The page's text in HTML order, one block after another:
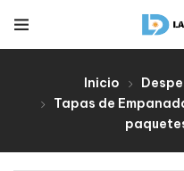
Inicio
Tapas de